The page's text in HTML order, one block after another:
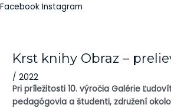
Facebook Instagram
Krst knihy Obraz –
/2022
Pri príležitosti 10. výročia Galérie
pedagógovia a študenti, združení